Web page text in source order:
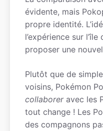
évidente, mais
propre identité.
l’expérience sur l’île
proposer une
Plutôt que de
voisins, Pokémon
collaboreravec les
tout change ! Les
des compagnons